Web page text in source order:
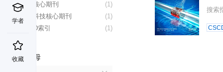
学者
收藏
(1)
北大核心期刊
(1)
中国科技核心期刊
(1)
CSCD索引
首字母
搜索